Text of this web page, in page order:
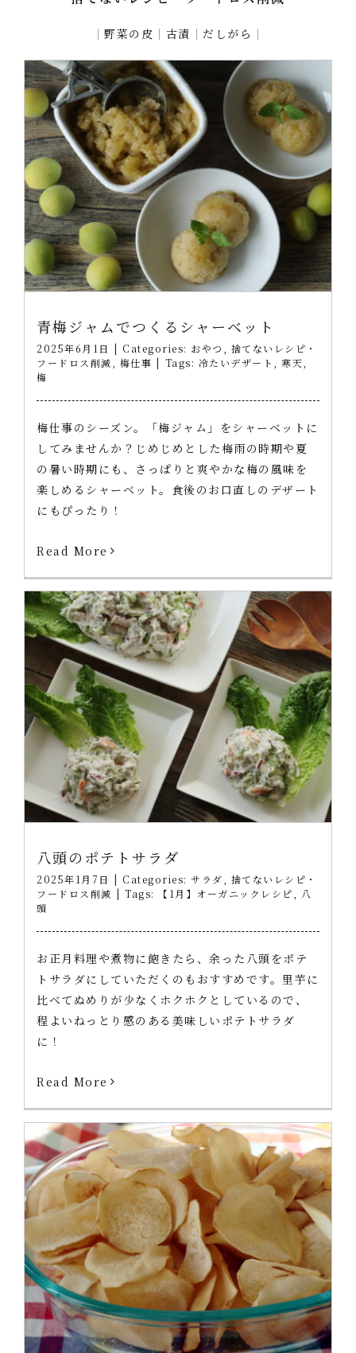
｜ 野菜の皮 ｜ 古漬 ｜ だしがら ｜
青梅ジャムでつくるシャーベット
2025年6月1日 | Categories: おやつ
捨てないレシピ・
フードロス削減
梅仕事 | Tags: 冷たいデザート 寒天
梅
梅仕事のシーズン。「梅ジャム」をシャーベットに
してみませんか？じめじめとした梅雨の時期や夏
の暑い時期にも、さっぱりと爽やかな梅の風味を
楽しめるシャーベット。食後のお口直しのデザート
にもぴったり！
Read More
八頭のポテトサラダ
2025年1月7日 | Categories: サラダ
捨てないレシピ・
フードロス削減 | Tags: 【1月】オーガニックレシピ
八
頭
お正月料理や煮物に飽きたら、余った八頭をポテ
トサラダにしていただくのもおすすめです。里芋に
比べてぬめりが少なくホクホクとしているので、
程よいねっとり感のある美味しいポテトサラダ
に！
Read More